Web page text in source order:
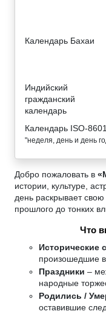
Календарь Бахаи
Индийский
гражданский
календарь
Календарь ISO-8601
"неделя, день и день
Добро пожаловать в
истории, культуре,
день раскрывает свою
прошлого до тонких
Что
Исторические
произошедшие в
Праздники –
народные
Родились /
оставившие